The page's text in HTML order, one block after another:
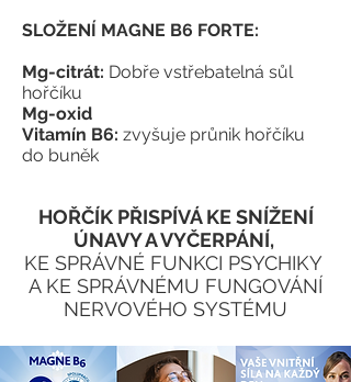
SLOŽENÍ MAGNE B6 FORTE:
Mg-citrát: Dobře vstřebatelná sůl
hořčíku
Mg-oxid
Vitamín B6: zvyšuje průnik hořčíku
do buněk
HOŘČÍK PŘISPÍVÁ KE SNÍŽENÍ
ÚNAVY A VYČERPÁNÍ,
KE SPRÁVNÉ FUNKCI PSYCHIKY
A KE SPRÁVNÉMU FUNGOVÁNÍ
NERVOVÉHO SYSTÉMU